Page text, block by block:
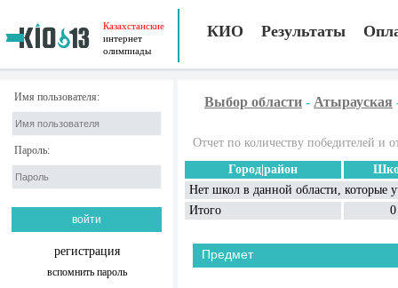
Казахстанские
интернет
олимпиады
КИО Результаты
Имя пользователя:
Пароль:
регистрация
вспомнить пароль
Выбор области - Атырауская
Отчет по количеству победителей и
Город|район
Нет школ в данной области, которые
Итого
0
Предмет